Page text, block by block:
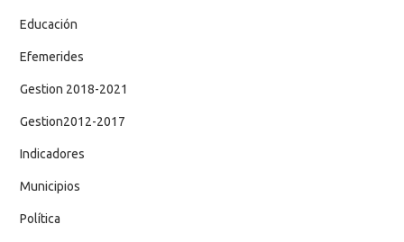
Educación
Efemerides
Gestion 2018-2021
Gestion2012-2017
Indicadores
Municipios
Política